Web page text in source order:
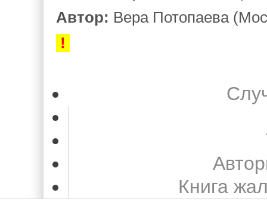
Автор: Вера Потопаева
!
Книга